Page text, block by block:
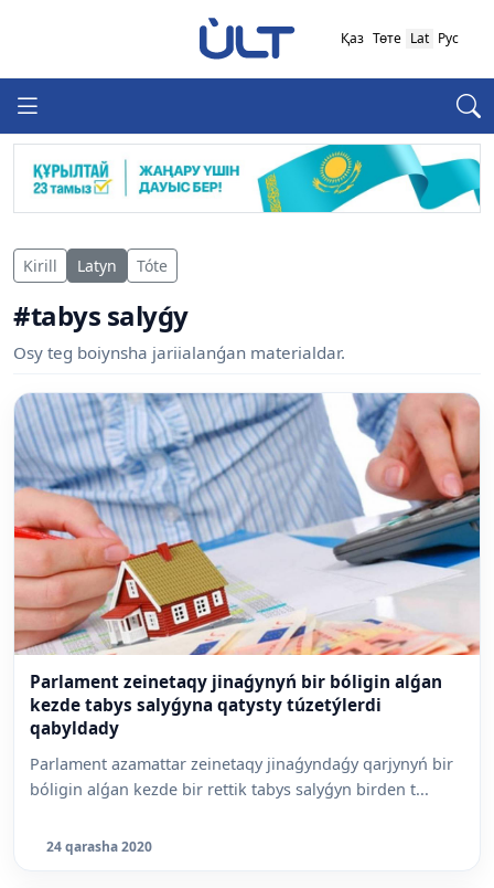
Қаз Төте Lat Рус
Kirill Latyn Tóte
#tabys salyǵy
Osy teg boiynsha jariialanǵan materialdar.
Parlament zeinetaqy jinaǵynyń bir bóligin alǵan
kezde tabys salyǵyna qatysty túzetýlerdi
qabyldady
Parlament azamattar zeinetaqy jinaǵyndaǵy qarjynyń bir
bóligin alǵan kezde bir rettik tabys salyǵyn birden t...
24 qarasha 2020